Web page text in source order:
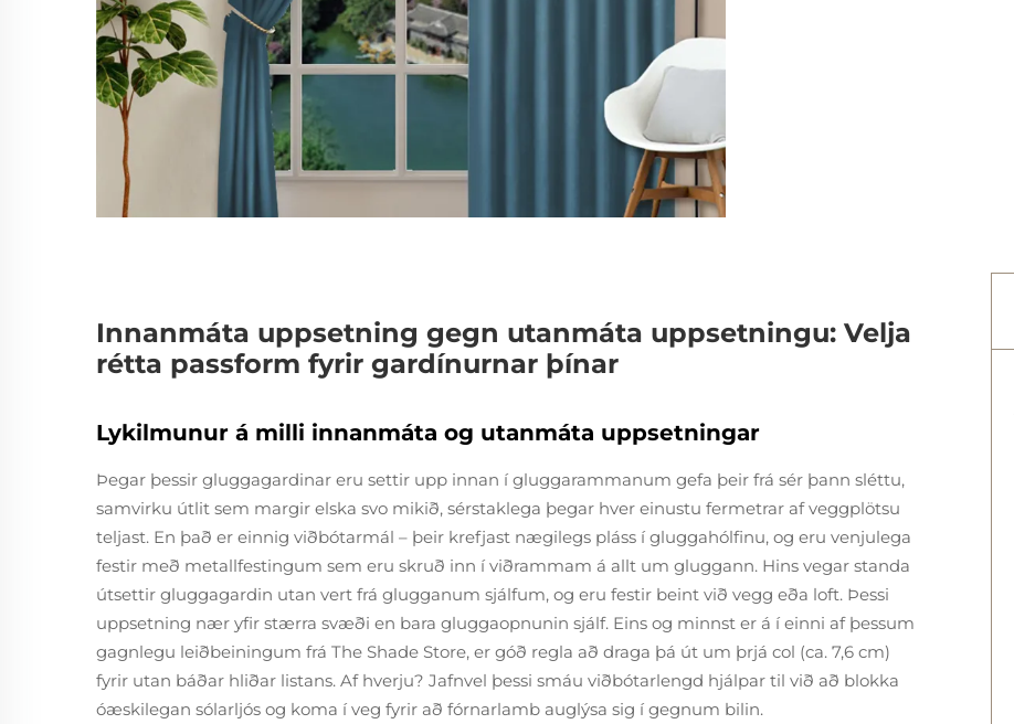
Innanmáta uppsetning gegn utanmáta uppsetningu: Velja
rétta passform fyrir gardínurnar þínar
Lykilmunur á milli innanmáta og utanmáta uppsetningar
Þegar þessir gluggagardinar eru settir upp innan í gluggarammanum gefa þeir frá sér þann sléttu,
samvirku útlit sem margir elska svo mikið, sérstaklega þegar hver einustu fermetrar af veggplötsu
teljast. En það er einnig viðbótarmál – þeir krefjast nægilegs pláss í gluggahólfinu, og eru venjulega
festir með metallfestingum sem eru skruð inn í viðrammam á allt um gluggann. Hins vegar standa
útsettir gluggagardin utan vert frá glugganum sjálfum, og eru festir beint við vegg eða loft. Þessi
uppsetning nær yfir stærra svæði en bara gluggaopnunin sjálf. Eins og minnst er á í einni af þessum
gagnlegu leiðbeiningum frá The Shade Store, er góð regla að draga þá út um þrjá col (ca. 7,6 cm)
fyrir utan báðar hliðar listans. Af hverju? Jafnvel þessi smáu viðbótarlengd hjálpar til við að blokka
óæskilegan sólarljós og koma í veg fyrir að fórnarlamb auglýsa sig í gegnum bilin.